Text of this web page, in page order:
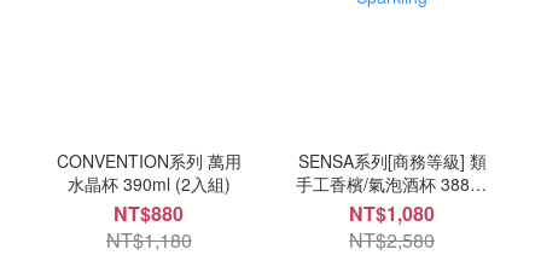
CONVENTION系列 萬用
水晶杯 390ml (2入組)
NT$880
NT$1,180
SENSA系列[商務等級] 類
手工香檳/氣泡酒杯 388ml
(2入組) Light and Fresh:
Sparkling
NT$1,080
NT$2,580